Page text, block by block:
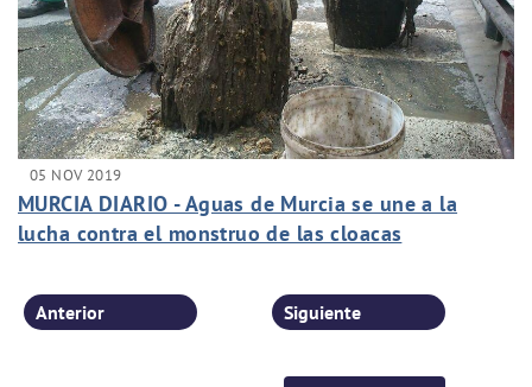
05 NOV 2019
MURCIA DIARIO - Aguas de Murcia se une a la
lucha contra el monstruo de las cloacas
Anterior Siguiente